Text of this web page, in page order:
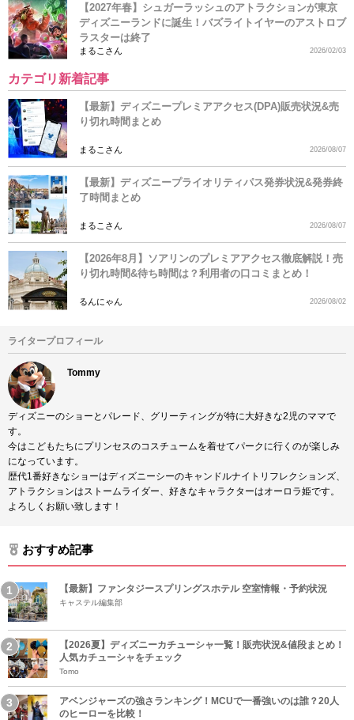
【2027年春】シュガーラッシュのアトラクションが東京
ディズニーランドに誕生！バズライトイヤーのアストロブ
ラスターは終了
まるこさん 2026/02/03
カテゴリ新着記事
【最新】ディズニープレミアアクセス(DPA)販売状況&売
り切れ時間まとめ
まるこさん 2026/08/07
【最新】ディズニープライオリティパス発券状況&発券終
了時間まとめ
まるこさん 2026/08/07
【2026年8月】ソアリンのプレミアアクセス徹底解説！売
り切れ時間&待ち時間は？利用者の口コミまとめ！
るんにゃん 2026/08/02
ライタープロフィール
Tommy
ディズニーのショーとパレード、グリーティングが特に大好きな2児のママで
す。
今はこどもたちにプリンセスのコスチュームを着せてパークに行くのが楽しみ
になっています。
歴代1番好きなショーはディズニーシーのキャンドルナイトリフレクションズ、
アトラクションはストームライダー、好きなキャラクターはオーロラ姫です。
よろしくお願い致します！
おすすめ記事
【最新】ファンタジースプリングスホテル 空室情報・予約状況
キャステル編集部
【2026夏】ディズニーカチューシャ一覧！販売状況&値段まとめ！
人気カチューシャをチェック
Tomo
アベンジャーズの強さランキング！MCUで一番強いのは誰？20人
のヒーローを比較！